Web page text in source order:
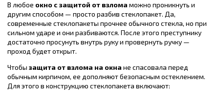
В любое окно с защитой от взлома можно проникнуть и
другим способом — просто разбив стеклопакет. Да,
современные стеклопакеты прочнее обычного стекла, но при
сильном ударе и они разбиваются. После этого преступнику
достаточно просунуть внутрь руку и провернуть ручку —
проход будет открыт.
Чтобы защита от взлома на окна не спасовала перед
обычным кирпичом, ее дополняют безопасным остеклением.
Для этого в конструкцию стеклопакета включают: